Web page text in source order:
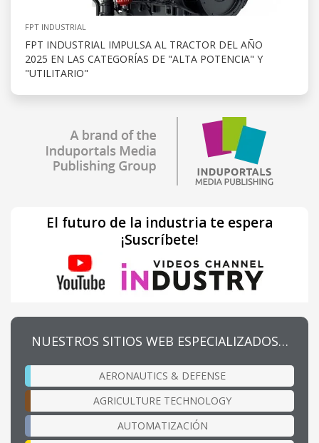
FPT INDUSTRIAL
FPT INDUSTRIAL IMPULSA AL TRACTOR DEL AÑO
2025 EN LAS CATEGORÍAS DE "ALTA POTENCIA" Y
"UTILITARIO"
El futuro de la industria te espera
¡Suscríbete!
NUESTROS SITIOS WEB ESPECIALIZADOS…
AERONAUTICS & DEFENSE
AGRICULTURE TECHNOLOGY
AUTOMATIZACIÓN